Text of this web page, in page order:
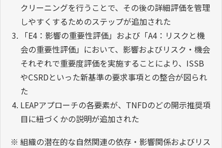
クリーニングを行うことで、その後の詳細評価を管理
しやすくするためのステップが追加された
「E4：影響の重要性評価」および「A4：リスクと機
会の重要性評価」において、影響およびリスク・機会
それぞれで重要度評価を実施することにより、ISSB
やCSRDといった新基準の要求事項との整合が図られ
た
LEAPアプローチの各要素が、TNFDのどの開示推奨項
目に紐づくかの説明が追加された
※ 組織の潜在的な自然関連の依存・影響関係およびリス